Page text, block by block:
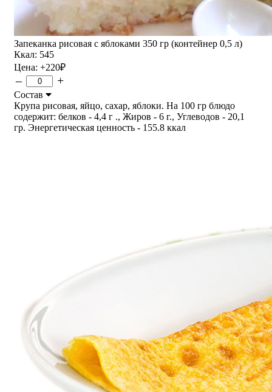
Запеканка рисовая с яблоками 350 гр (контейнер 0,5 л)
Ккал: 545
Цена: +220₽
– +
Состав
Крупа рисовая, яйцо, сахар, яблоки. На 100 гр блюдо
содержит: белков - 4,4 г ., Жиров - 6 г., Углеводов - 20,1
гр. Энергетическая ценность - 155.8 ккал